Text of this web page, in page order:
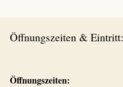
Öffnungszeiten & Eintritt:
Öffnungszeiten: